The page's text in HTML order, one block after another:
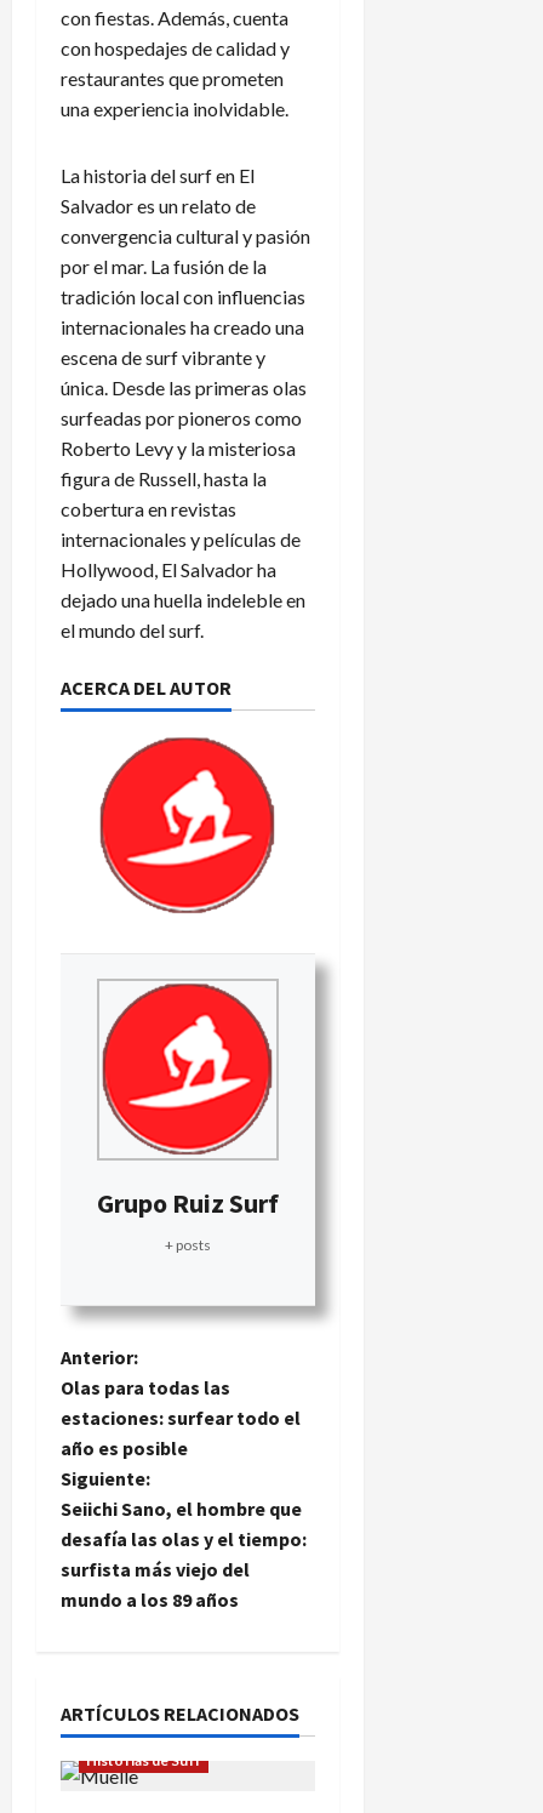
con fiestas. Además, cuenta
con hospedajes de calidad y
restaurantes que prometen
una experiencia inolvidable.
La historia del surf en El
Salvador es un relato de
convergencia cultural y pasión
por el mar. La fusión de la
tradición local con influencias
internacionales ha creado una
escena de surf vibrante y
única. Desde las primeras olas
surfeadas por pioneros como
Roberto Levy y la misteriosa
figura de Russell, hasta la
cobertura en revistas
internacionales y películas de
Hollywood, El Salvador ha
dejado una huella indeleble en
el mundo del surf.
ACERCA DEL AUTOR
Grupo Ruiz Surf
+ posts
N
a
v
e
g
a
i
ó
Anterior:
Olas para todas las
estaciones: surfear todo el
año es posible
Siguiente:
Seiichi Sano, el hombre que
desafía las olas y el tiempo:
surfista más viejo del
mundo a los 89 años
ARTÍCULOS RELACIONADOS
Historias de Surf